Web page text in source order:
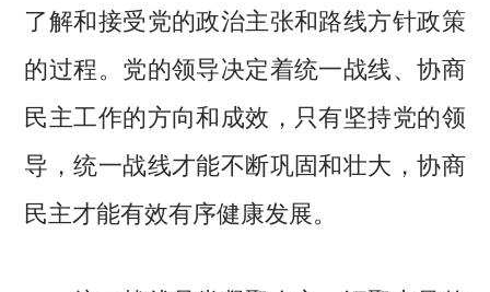
了解和接受党的政治主张和路线方针政策
的过程。党的领导决定着统一战线、协商
民主工作的方向和成效，只有坚持党的领
导，统一战线才能不断巩固和壮大，协商
民主才能有效有序健康发展。